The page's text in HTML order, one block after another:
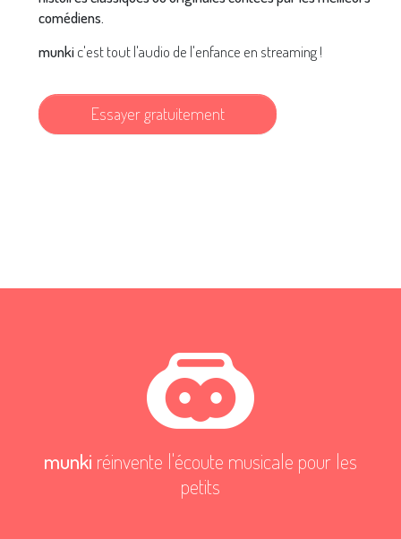
comédiens.
munkic'est tout l'audio de l'enfance en streaming !
Essayer gratuitement
munki réinvente l'écoute musicale pour les
petits